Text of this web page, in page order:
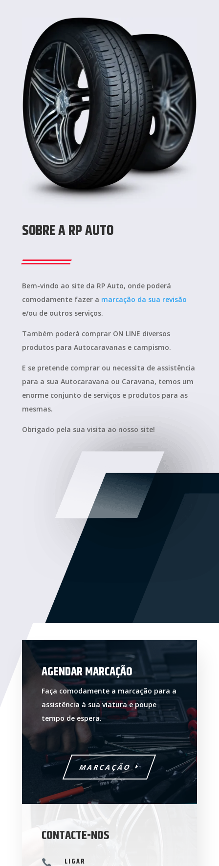
SOBRE A RP AUTO
Bem-vindo ao site da RP Auto, onde poderá
comodamente fazer a marcação da sua revisão
e/ou de outros serviços.
Também poderá comprar ON LINE diversos
produtos para Autocaravanas e campismo.
E se pretende comprar ou necessita de assistência
para a sua Autocaravana ou Caravana, temos um
enorme conjunto de serviços e produtos para as
mesmas.
Obrigado pela sua visita ao nosso site!
AGENDAR MARCAÇÃO
Faça comodamente a marcação para a
assistência à sua viatura e poupe
tempo de espera.
MARCAÇÃO
CONTACTE-NOS
 LIGAR